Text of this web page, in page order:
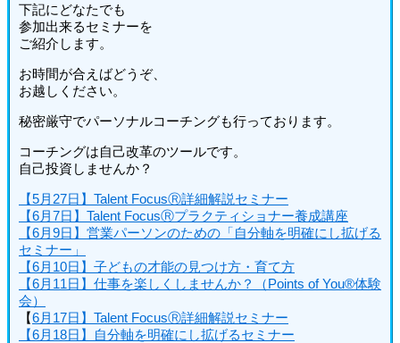
下記にどなたでも
参加出来るセミナーを
ご紹介します。
お時間が合えばどうぞ、
お越しください。
秘密厳守でパーソナルコーチングも行っております。
コーチングは自己改革のツールです。
自己投資しませんか？
【5月27日】Talent FocusⓇ詳細解説セミナー
【6月7日】Talent FocusⓇプラクティショナー養成講座
【6月9日】営業パーソンのための「自分軸を明確にし拡げる
セミナー」
【6月10日】子どもの才能の見つけ方・育て方
【6月11日】仕事を楽しくしませんか？（Points of You®体験
会）
【6月17日】Talent FocusⓇ詳細解説セミナー
【6月18日】自分軸を明確にし拡げるセミナー